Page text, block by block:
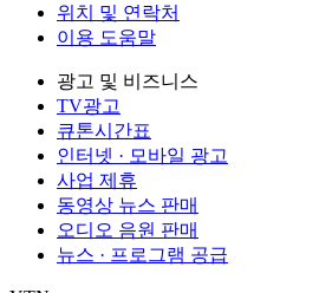
위치 및 연락처
이용 도움말
광고 및 비즈니스
TV광고
큐톤시간표
인터넷 · 모바일 광고
사업 제휴
동영상 뉴스 판매
오디오 음원 판매
뉴스 · 프로그램 공급